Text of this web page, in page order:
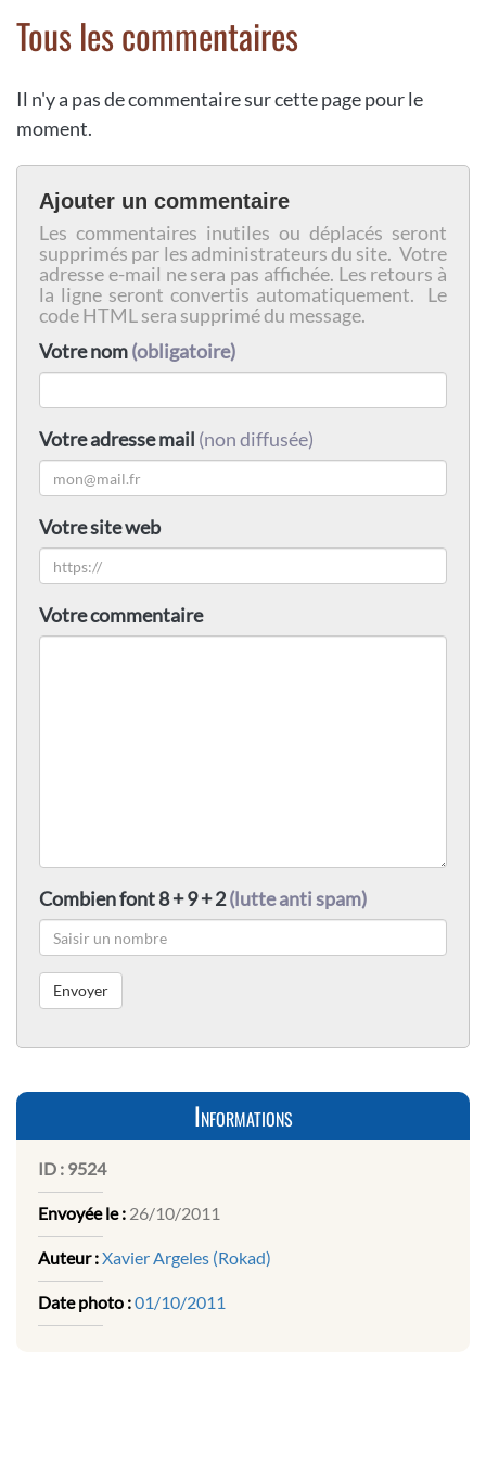
Tous les commentaires
Il n'y a pas de commentaire sur cette page pour le
moment.
Ajouter un commentaire
Les commentaires inutiles ou déplacés seront
supprimés par les administrateurs du site. Votre
adresse e-mail ne sera pas affichée. Les retours à
la ligne seront convertis automatiquement. Le
code HTML sera supprimé du message.
Votre nom(obligatoire)
Votre adresse mail (non diffusée)
Votre site web
Votre commentaire
Combien font 8 + 9 + 2(lutte anti spam)
Informations
ID : 9524
Envoyée le : 26/10/2011
Auteur :Xavier Argeles (Rokad)
Date photo :01/10/2011